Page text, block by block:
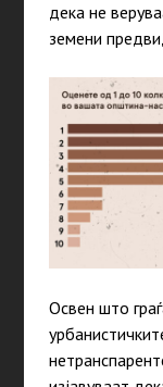
дека не
земени
Освен што